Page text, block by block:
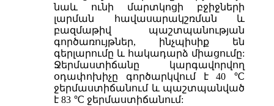
նաև ունի մարտկոցի բջիջների
լարման հավասարակշռման և
բազմաթիվ պաշտպանության
գործառույթներ, ինչպիսիք են
գերլարումը և հակադարձ միացումը:
Ջերմաստիճանը կարգավորվող
օդափոխիչը գործարկվում է 40 ℃
ջերմաստիճանում և պաշտպանված
է 83 ℃ ջերմաստիճանում: